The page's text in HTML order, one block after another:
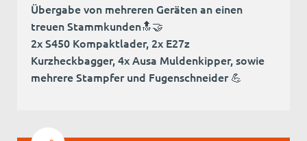
Übergabe von mehreren Geräten an einen
treuen Stammkunden🔝🤝
2x S450 Kompaktlader, 2x E27z
Kurzheckbagger, 4x Ausa Muldenkipper, sowie
mehrere Stampfer und Fugenschneider 💪